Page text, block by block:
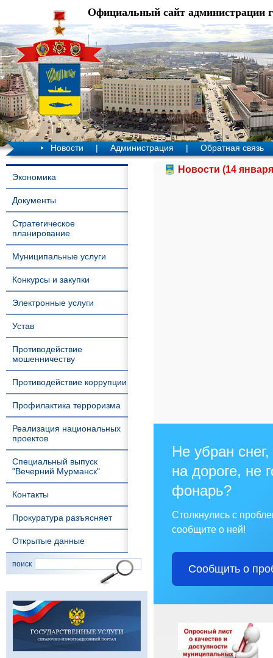
Официальный сайт администрации
Новости | Администрация | Обратная связь
Экономика
Документы
Стратегическое
планирование
Муниципальные услуги
Конкурсы и закупки
Электронные услуги
Устав
Противодействие
мошенничеству
Противодействие коррупции
Профилактика терроризма
Реализация национальных
проектов
Специальный выпуск
"Вечерний Мурманск"
Контакты
Прокуратура разъясняет
Открытые данные
поиск
Новости (14
Не убран
на дороге, не
фонарь?
Столкнулись с
сообщите о ней!
Сообщить о